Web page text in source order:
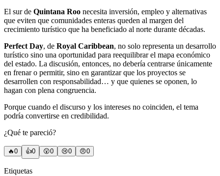
El sur de Quintana Roo necesita inversión, empleo y alternativas
que eviten que comunidades enteras queden al margen del
crecimiento turístico que ha beneficiado al norte durante décadas.
Perfect Day, de Royal Caribbean, no solo representa un desarrollo
turístico sino una oportunidad para reequilibrar el mapa económico
del estado. La discusión, entonces, no debería centrarse únicamente
en frenar o permitir, sino en garantizar que los proyectos se
desarrollen con responsabilidad… y que quienes se oponen, lo
hagan con plena congruencia.
Porque cuando el discurso y los intereses no coinciden, el tema
podría convertirse en credibilidad.
¿Qué te pareció?
🔥0 👍0 😲0 😢0 😠0
Etiquetas